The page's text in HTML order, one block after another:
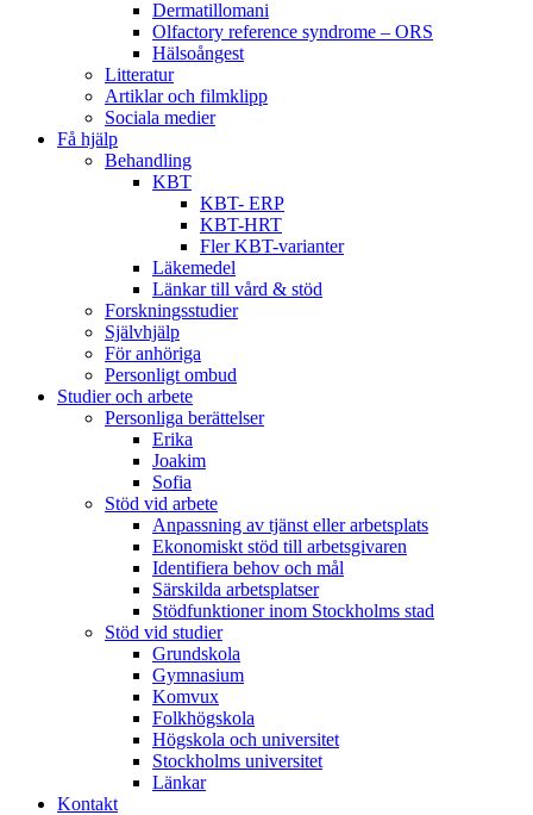
Dermatillomani
Olfactory reference syndrome – ORS
Hälsoångest
Litteratur
Artiklar och filmklipp
Sociala medier
Få hjälp
Behandling
KBT
KBT- ERP
KBT-HRT
Fler KBT-varianter
Läkemedel
Länkar till vård & stöd
Forskningsstudier
Självhjälp
För anhöriga
Personligt ombud
Studier och arbete
Personliga berättelser
Erika
Joakim
Sofia
Stöd vid arbete
Anpassning av tjänst eller arbetsplats
Ekonomiskt stöd till arbetsgivaren
Identifiera behov och mål
Särskilda arbetsplatser
Stödfunktioner inom Stockholms stad
Stöd vid studier
Grundskola
Gymnasium
Komvux
Folkhögskola
Högskola och universitet
Stockholms universitet
Länkar
Kontakt